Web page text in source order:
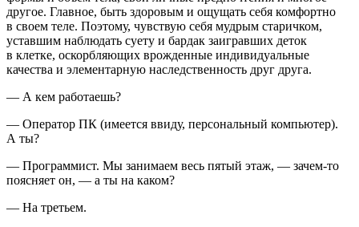
другое. Главное, быть здоровым и ощущать себя комфортно
в своем теле. Поэтому, чувствую себя мудрым старичком,
уставшим наблюдать суету и бардак заигравших деток
в клетке, оскорбляющих врожденные индивидуальные
качества и элементарную наследственность друг друга.
— А кем работаешь?
— Оператор ПК (имеется ввиду, персональный компьютер).
А ты?
— Программист. Мы занимаем весь пятый этаж, — зачем-то
поясняет он, — а ты на каком?
— На третьем.